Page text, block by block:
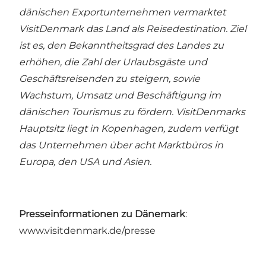
dänischen Exportunternehmen vermarktet
VisitDenmark das Land als Reisedestination. Ziel
ist es, den Bekanntheitsgrad des Landes zu
erhöhen, die Zahl der Urlaubsgäste und
Geschäftsreisenden zu steigern, sowie
Wachstum, Umsatz und Beschäftigung im
dänischen Tourismus zu fördern. VisitDenmarks
Hauptsitz liegt in Kopenhagen, zudem verfügt
das Unternehmen über acht Marktbüros in
Europa, den USA und Asien.
Presseinformationen zu Dänemark:
www.visitdenmark.de/presse